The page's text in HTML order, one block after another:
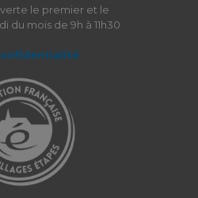
le premier et le
du mois de 9h à 11h30